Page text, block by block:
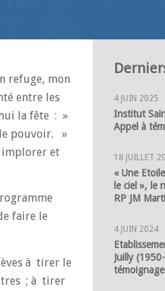
refuge, mon
entre les
la fête : »
le pouvoir. »
implorer et
faire le
à tirer le
; à tirer
4 JUIN 2025
Institut
Appel à
18 JUILLET
« Une
le ciel », le
RP JM
4 JUIN 2024
Juilly